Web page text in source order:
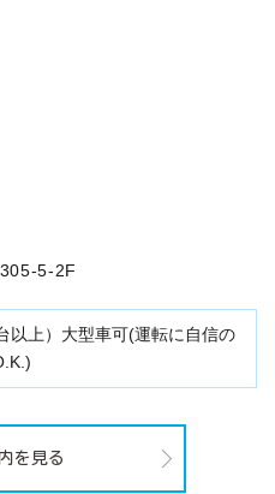
5-2F
以上）大型車可(運転に自信の
を見る